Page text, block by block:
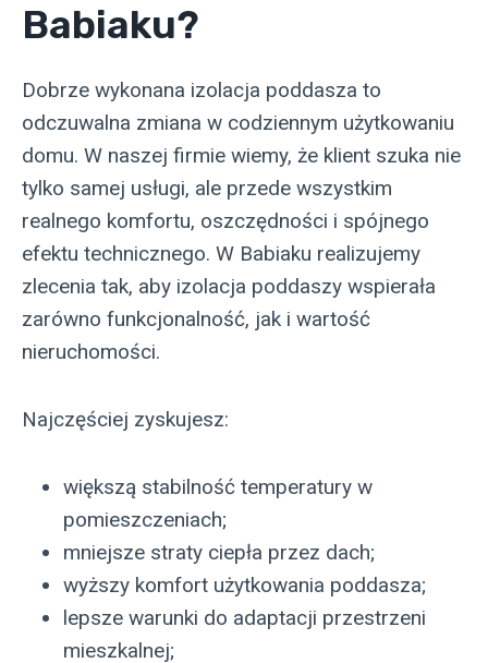
Babiaku?
Dobrze wykonana izolacja poddasza to
odczuwalna zmiana w codziennym użytkowaniu
domu. W naszej firmie wiemy, że klient szuka nie
tylko samej usługi, ale przede wszystkim
realnego komfortu, oszczędności i spójnego
efektu technicznego. W Babiaku realizujemy
zlecenia tak, aby izolacja poddaszy wspierała
zarówno funkcjonalność, jak i wartość
nieruchomości.
Najczęściej zyskujesz:
większą stabilność temperatury w
pomieszczeniach;
mniejsze straty ciepła przez dach;
wyższy komfort użytkowania poddasza;
lepsze warunki do adaptacji przestrzeni
mieszkalnej;